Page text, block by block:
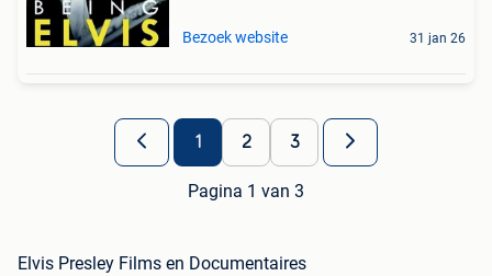
Bezoek website 31 jan 26
1 2 3
Pagina 1 van 3
Elvis Presley Films en Documentaires